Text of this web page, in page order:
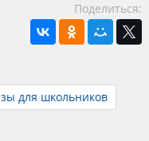
Поделиться:
для школьников